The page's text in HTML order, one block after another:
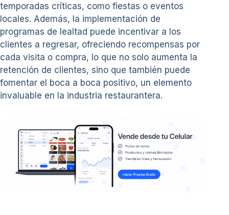
temporadas críticas, como fiestas o eventos
locales. Además, la implementación de
programas de lealtad puede incentivar a los
clientes a regresar, ofreciendo recompensas por
cada visita o compra, lo que no solo aumenta la
retención de clientes, sino que también puede
fomentar el boca a boca positivo, un elemento
invaluable en la industria restaurantera.